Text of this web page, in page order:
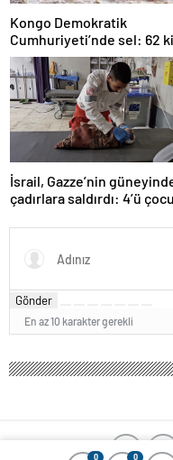
0 0
Kongo Demokratik
Cumhuriyeti’nde sel: 62
hayatını kaybetti
İsrail, Gazze’nin
çadırlara saldırdı: 4’ü
Gönder
En az 10 karakter gerekli